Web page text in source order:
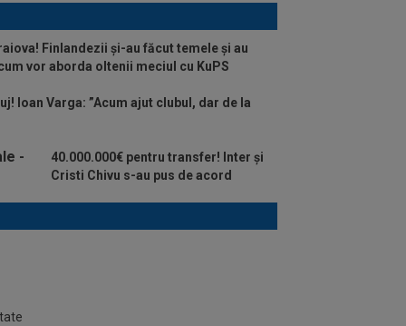
Finlandezii și-au făcut temele și au
vor aborda oltenii meciul cu KuPS
Ioan Varga: ”Acum ajut clubul, dar de la
40.000.000€ pentru transfer! Inter și
Cristi Chivu s-au pus de acord